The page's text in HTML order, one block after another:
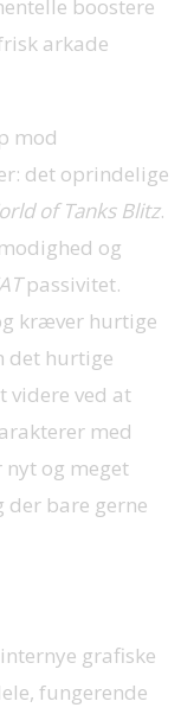
boostere
arkade
mod
det oprindelige
of Tanks Blitz.
og
passivitet.
kræver hurtige
det hurtige
ved at
med
nyt og meget
der bare gerne
grafiske
fungerende